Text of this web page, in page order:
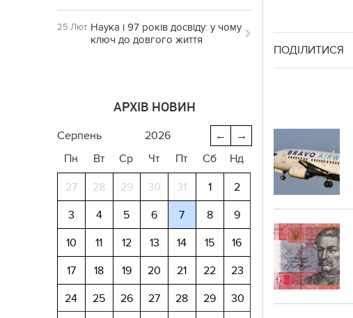
25 Лют Наука і 97 років досвіду: у чому
ключ до довгого життя
АРХІВ НОВИН
→
←
серпень
2026
Пн
Вт Ср Чт Пт Сб Нд
27 28 29 30 31 1
2
3
4 5 6 7 8
9
10
11 12 13 14 15
16
17
18 19 20 21 22
23
24
25 26 27 28 29
30
ПОДІЛИТИСЯ